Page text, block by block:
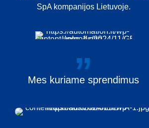
SpA kompanijos Lietuvoje.
Mes kuriame sprendimus